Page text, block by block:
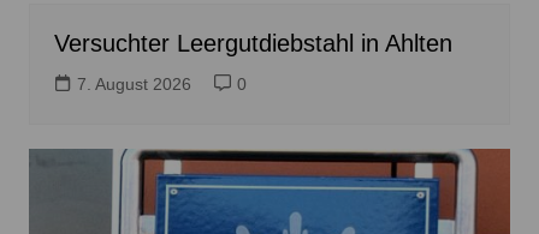
Versuchter Leergutdiebstahl in Ahlten
7. August 2026 0